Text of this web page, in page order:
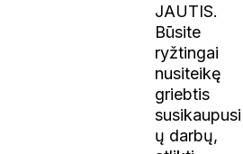
JAUTIS.
Būsite
ryžtingai
nusiteikę
griebtis
susikaupusi
ų darbų,